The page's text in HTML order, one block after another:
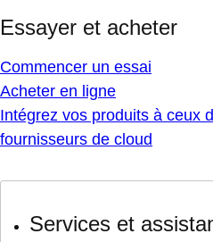
Essayer et acheter
Commencer un essai
Acheter en ligne
Intégrez vos produits à ceux
fournisseurs de cloud
Services et